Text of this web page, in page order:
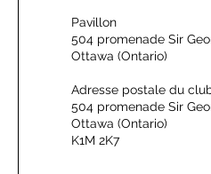
Pavillon
504 promenade Sir
Ottawa (Ontario)
Adresse postale du
504 promenade Sir
Ottawa (Ontario)
K1M 2K7